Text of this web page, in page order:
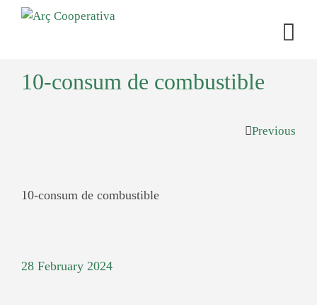
10-consum de combustible
Previous
10-consum de combustible
28 February 2024